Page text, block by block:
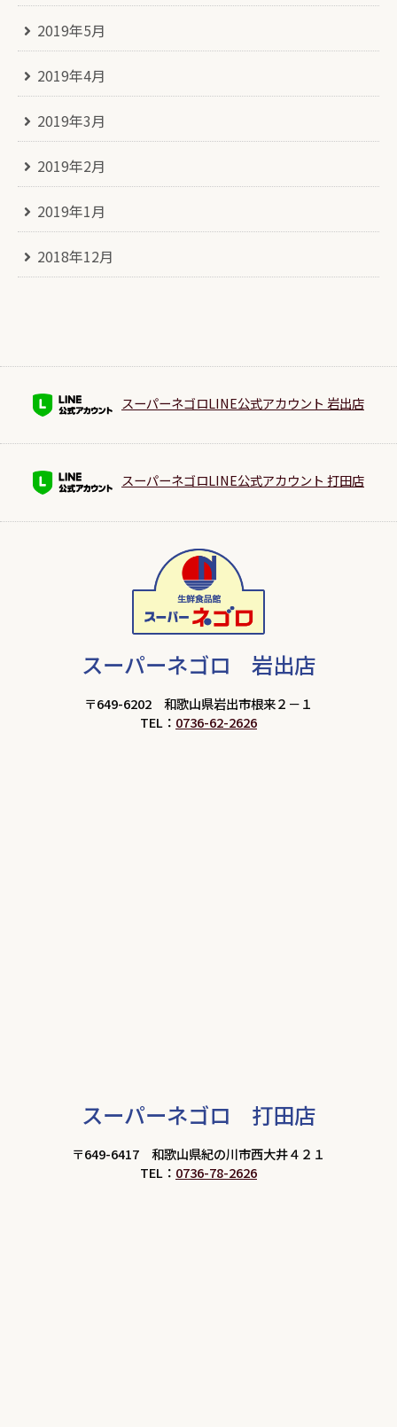
2019年5月
2019年4月
2019年3月
2019年2月
2019年1月
2018年12月
スーパーネゴロLINE公式アカウント 岩出店
スーパーネゴロLINE公式アカウント 打田店
スーパーネゴロ 岩出店
〒649-6202 和歌山県岩出市根来２－１
TEL： 0736-62-2626
スーパーネゴロ 打田店
〒649-6417 和歌山県紀の川市西大井４２１
TEL： 0736-78-2626